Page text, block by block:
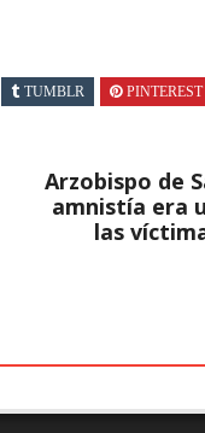
TUMBLR PINTEREST
Arzobispo de
amnistía era
las